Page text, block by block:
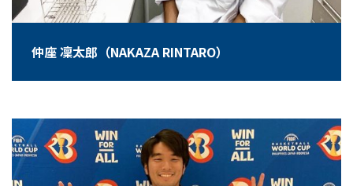
仲座 凜太郎（NAKAZA RINTARO）